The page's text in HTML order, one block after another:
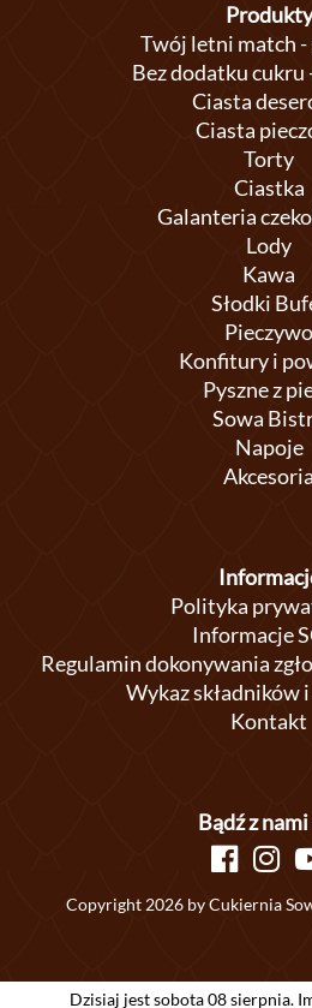
Produkty
Twój letni match
Bez dodatku
Ciasta
Ciasta
Torty
Ciastka
Galanteria
Lody
Kawa
Słodki
Pieczywo
Konfitury i
Pyszne z
Sowa
Napoje
Akcesoria
Polityka
Informacje
Regulamin dokonywania
Wykaz składników
Kontakt
Bądź z nami
Copyright 2026 by Cukiernia
Dzisiaj jest sobota 08 sierpnia.